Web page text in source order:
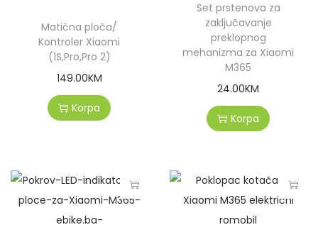
Matična ploča/
Kontroler Xiaomi
(1S,Pro,Pro 2)
149.00KM
Korpa
Set prstenova za
zaključavanje
preklopnog
mehanizma za Xiaomi
M365
24.00KM
Korpa